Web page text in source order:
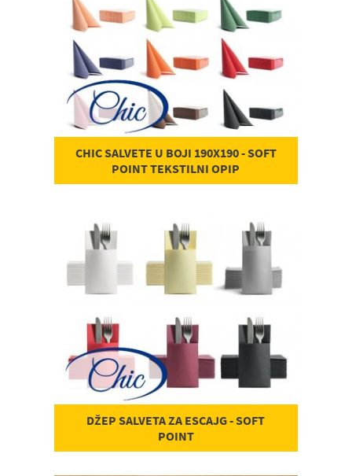
CHIC SALVETE U BOJI 190X190 - SOFT
POINT TEKSTILNI OPIP
DŽEP SALVETA ZA ESCAJG - SOFT
POINT